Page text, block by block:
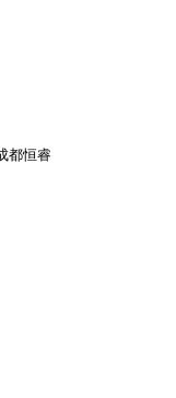
都恒睿